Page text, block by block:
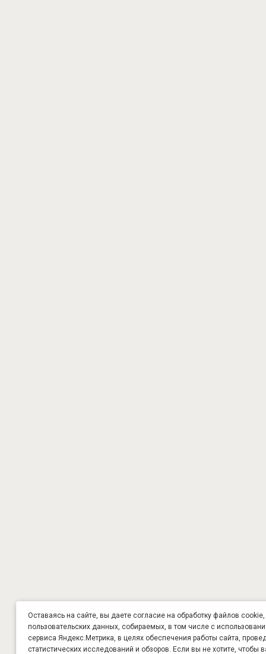
Оставаясь на сайте, вы даете согласие на обработку файлов cookie,
пользовательских данных, собираемых, в том числе с
сервиса Яндекс.Метрика, в целях обеспечения работы сайта,
статистических исследований и обзоров. Если вы не хотите, чтобы